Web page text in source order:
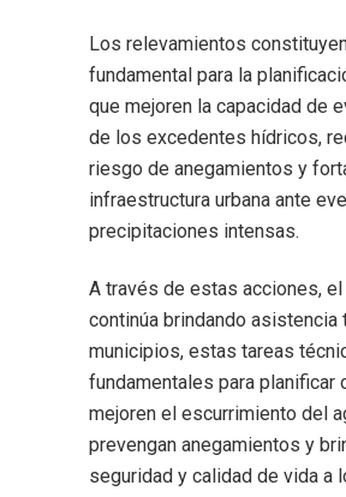
Los relevamientos
fundamental para la
que mejoren la capacidad de
de los excedentes hídricos,
riesgo de anegamientos y
infraestructura urbana ante
precipitaciones intensas.
A través de estas acciones, el
continúa brindando asistencia
municipios, estas tareas
fundamentales para planificar
mejoren el escurrimiento del
prevengan anegamientos y
seguridad y calidad de vida a